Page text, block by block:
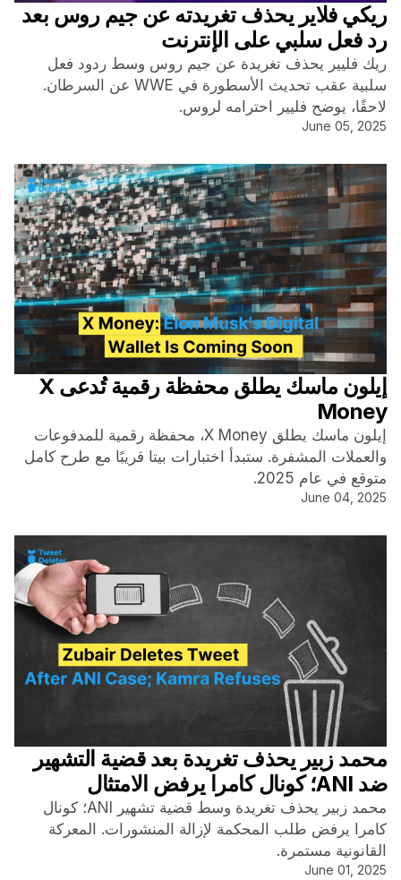
ريكي فلاير يحذف تغريدته عن جيم روس بعد
رد فعل سلبي على الإنترنت
ريك فليير يحذف تغريدة عن جيم روس وسط ردود فعل
سلبية عقب تحديث الأسطورة في WWE عن السرطان.
لاحقًا، يوضح فليير احترامه لروس.
June 05, 2025
إيلون ماسك يطلق محفظة رقمية تُدعى X
Money
إيلون ماسك يطلق X Money، محفظة رقمية للمدفوعات
والعملات المشفرة. ستبدأ اختبارات بيتا قريبًا مع طرح كامل
متوقع في عام 2025.
June 04, 2025
محمد زبير يحذف تغريدة بعد قضية التشهير
ضد ANI؛ كونال كامرا يرفض الامتثال
محمد زبير يحذف تغريدة وسط قضية تشهير ANI؛ كونال
كامرا يرفض طلب المحكمة لإزالة المنشورات. المعركة
القانونية مستمرة.
June 01, 2025